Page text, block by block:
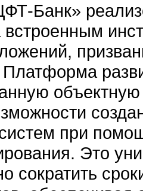
Банк»
при
Это
сократить